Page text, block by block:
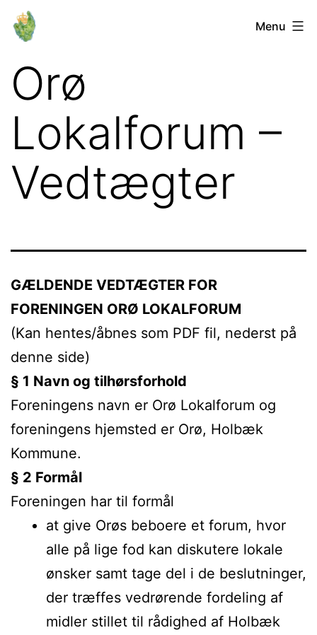
Fortsæt
Orø
Menu
Orø
Lokalforum –
Vedtægter
GÆLDENDE VEDTÆGTER FOR
FORENINGEN ORØ LOKALFORUM
(Kan hentes/åbnes som PDF fil, nederst på
denne side)
§ 1 Navn og tilhørsforhold
Foreningens navn er Orø Lokalforum og
foreningens hjemsted er Orø, Holbæk
Kommune.
§ 2 Formål
Foreningen har til formål
at give Orøs beboere et forum, hvor
alle på lige fod kan diskutere lokale
ønsker samt tage del i de beslutninger,
der træffes vedrørende fordeling af
midler stillet til rådighed af Holbæk